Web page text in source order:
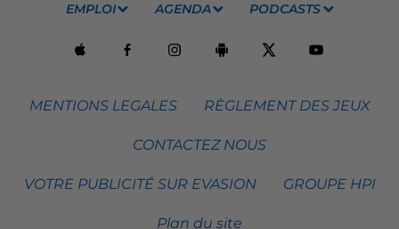
EMPLOI AGENDA PODCASTS
MENTIONS LEGALES RÈGLEMENT DES JEUX
CONTACTEZ NOUS
VOTRE PUBLICITÉ SUR EVASION GROUPE HPI
Plan du site